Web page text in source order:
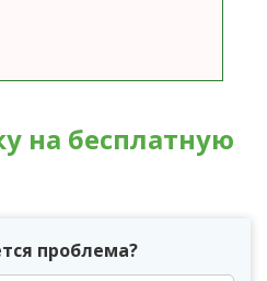
на бесплатную
проблема?